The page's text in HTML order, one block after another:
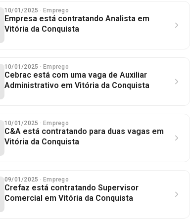
10/01/2025 · Emprego
Empresa está contratando Analista em
Vitória da Conquista
10/01/2025 · Emprego
Cebrac está com uma vaga de Auxiliar
Administrativo em Vitória da Conquista
10/01/2025 · Emprego
C&A está contratando para duas vagas em
Vitória da Conquista
09/01/2025 · Emprego
Crefaz está contratando Supervisor
Comercial em Vitória da Conquista